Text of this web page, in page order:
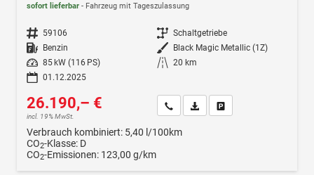
sofort lieferbar Fahrzeug mit Tageszulassung
Fahrzeugnr. 59106 Getriebe Schaltgetriebe
Kraftstoff Benzin Außenfarbe Black Magic Metallic (1Z)
Leistung
85 kW (116 PS) Kilometerstand 20 km
01.12.2025
26.190,– €
incl. 19% MwSt.
Wir rufen Sie anFahrzeugexposé (PDF)
Verbrauch kombiniert: 5,40 l/100km
CO2-Klasse: D
CO2-Emissionen: 123,00 g/km